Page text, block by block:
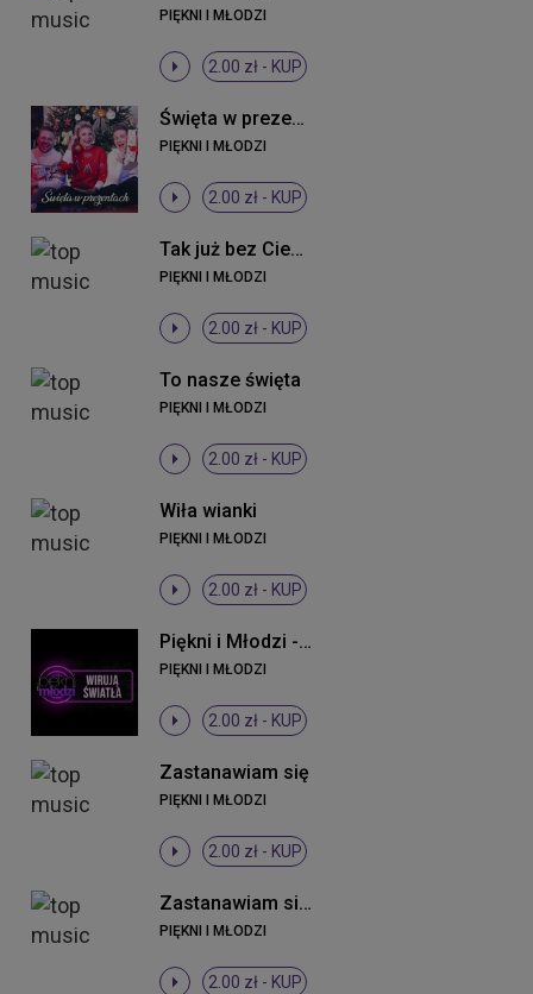
PIĘKNI I MŁODZI
2.00 zł - KUP
Święta w prezentach ((Original Mix))
PIĘKNI I MŁODZI
2.00 zł - KUP
Tak już bez Ciebie (Radio Edit)
PIĘKNI I MŁODZI
2.00 zł - KUP
To nasze święta
PIĘKNI I MŁODZI
2.00 zł - KUP
Wiła wianki
PIĘKNI I MŁODZI
2.00 zł - KUP
Piękni i Młodzi - Wirują światła (Original Mix)
PIĘKNI I MŁODZI
2.00 zł - KUP
Zastanawiam się
PIĘKNI I MŁODZI
2.00 zł - KUP
Zastanawiam się (DJ Sequence Remix)
PIĘKNI I MŁODZI
2.00 zł - KUP